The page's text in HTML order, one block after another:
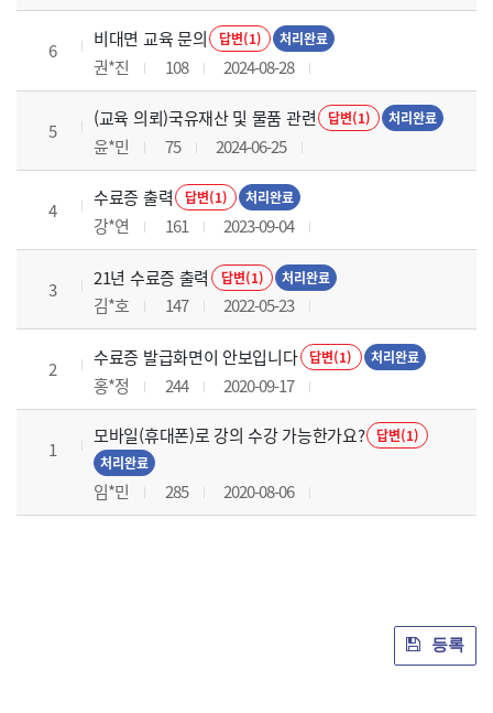
6
비대면 교육 문의 답변(1) 처리완료
권*진 108 2024-08-28
5
(교육 의뢰)국유재산 및 물품 관련 답변(1) 처리완료
윤*민 75 2024-06-25
4
수료증 출력 답변(1) 처리완료
강*연 161 2023-09-04
3
21년 수료증 출력 답변(1) 처리완료
김*호 147 2022-05-23
2
수료증 발급화면이 안보입니다 답변(1) 처리완료
홍*정 244 2020-09-17
1
모바일(휴대폰)로 강의 수강 가능한가요?
답변(1)
처리완료
임*민 285 2020-08-06
등록